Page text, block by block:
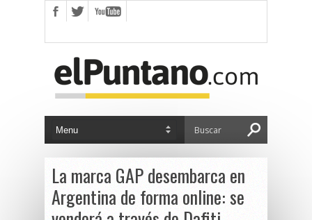
La marca GAP desembarca en
Argentina de forma online: se